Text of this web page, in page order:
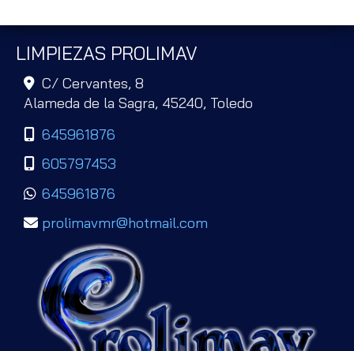
LIMPIEZAS PROLIMAV
C/ Cervantes, 8
Alameda de la Sagra, 45240, Toledo
645961876
605797453
645961876
prolimavmr
hotmail.com